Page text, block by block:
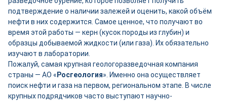
подтверждение о наличии залежей и оценить, какой объём
нефти в них содержится. Самое ценное, что получают во
время этой работы — керн (кусок породы из глубин) и
образцы добываемой жидкости (или газа). Их обязательно
изучают в лаборатории.
Пожалуй, самая крупная геологоразведочная компания
страны — АО « Росгеология». Именно она осуществляет
поиск нефти и газа на первом, региональном этапе. В числе
крупных подрядчиков часто выступают научно-